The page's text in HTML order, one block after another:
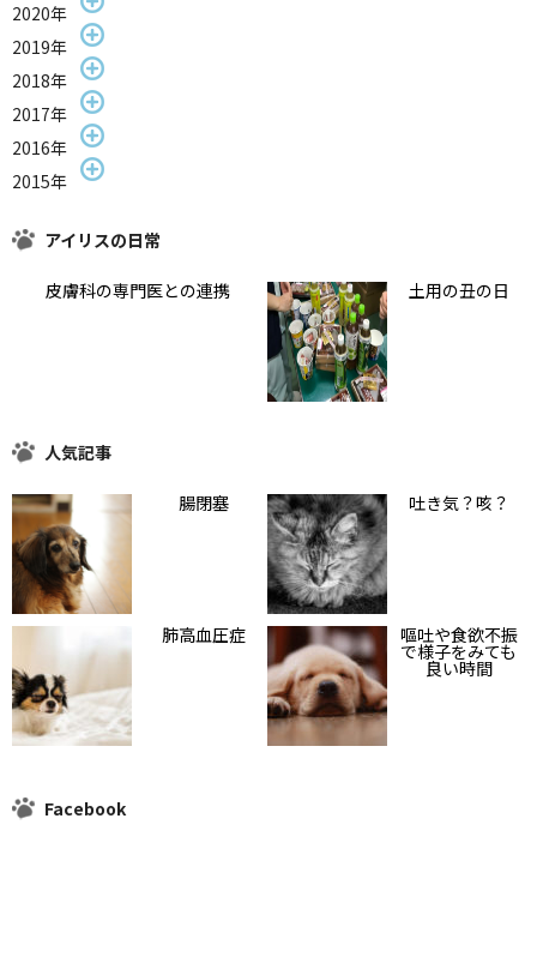
2020年
2019年
2018年
2017年
2016年
2015年
アイリスの日常
皮膚科の専門医との連携 土用の丑の日
人気記事
腸閉塞 吐き気？咳？
肺高血圧症 嘔吐や食欲不振
で様子をみても
良い時間
Facebook